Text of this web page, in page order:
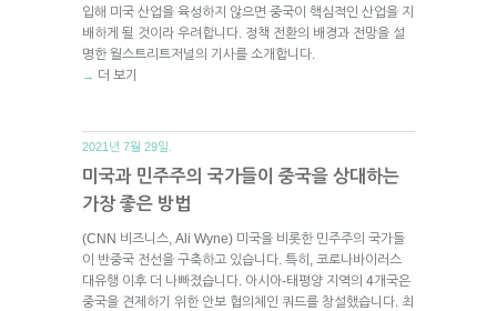
입해 미국 산업을 육성하지 않으면 중국이 핵심적인 산업을 지
배하게 될 것이라 우려합니다. 정책 전환의 배경과 전망을 설
명한 월스트리트저널의 기사를 소개합니다.
→ 더 보기
2021년 7월 29일.
미국과 민주주의 국가들이 중국을 상대하는
가장 좋은 방법
(CNN 비즈니스, Ali Wyne) 미국을 비롯한 민주주의 국가들
이 반중국 전선을 구축하고 있습니다. 특히, 코로나바이러스
대유행 이후 더 나빠졌습니다. 아시아-태평양 지역의 4개국은
중국을 견제하기 위한 안보 협의체인 쿼드를 창설했습니다. 최